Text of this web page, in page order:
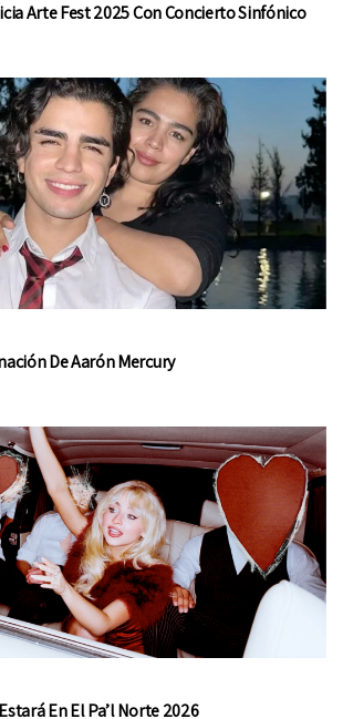
Arte Fest 2025 Con Concierto Sinfónico
De Aarón Mercury
En El Pa’l Norte 2026